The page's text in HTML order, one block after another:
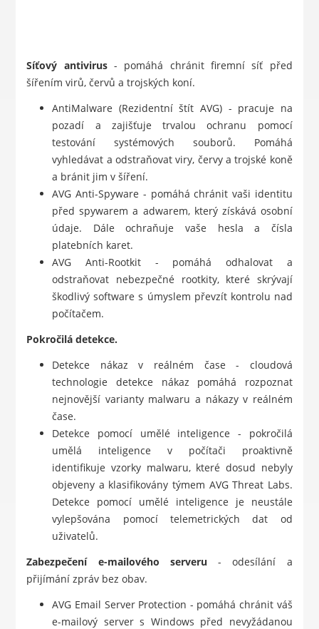
Síťový antivirus- pomáhá chránit firemní síť před
šířením virů, červů a trojských koní.
AntiMalware (Rezidentní štít AVG) - pracuje na
pozadí a zajišťuje trvalou ochranu pomocí
testování systémových souborů. Pomáhá
vyhledávat a odstraňovat viry, červy a trojské koně
a bránit jim v šíření.
AVG Anti-Spyware - pomáhá chránit vaši identitu
před spywarem a adwarem, který získává osobní
údaje. Dále ochraňuje vaše hesla a čísla
platebních karet.
AVG Anti-Rootkit - pomáhá odhalovat a
odstraňovat nebezpečné rootkity, které skrývají
škodlivý software s úmyslem převzít kontrolu nad
počítačem.
Pokročilá detekce.
Detekce nákaz v reálném čase - cloudová
technologie detekce nákaz pomáhá rozpoznat
nejnovější varianty malwaru a nákazy v reálném
čase.
Detekce pomocí umělé inteligence - pokročilá
umělá inteligence v počítači proaktivně
identifikuje vzorky malwaru, které dosud nebyly
objeveny a klasifikovány týmem AVG Threat Labs.
Detekce pomocí umělé inteligence je neustále
vylepšována pomocí telemetrických dat od
uživatelů.
Zabezpečení e-mailového serveru - odesílání a
přijímání zpráv bez obav.
AVG Email Server Protection - pomáhá chránit váš
e-mailový server s Windows před nevyžádanou